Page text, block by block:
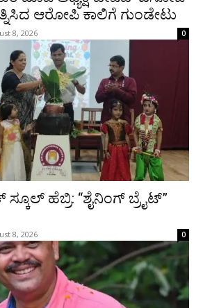
ಆರೋಪಿ ಕಾಲಿಗೆ ಗುಂಡೇಟು
8, 2026 0
ಹೆಬ್ರಿ: “ಶೈನಿಂಗ್ ಬ್ರೈಟ್”
8, 2026 0